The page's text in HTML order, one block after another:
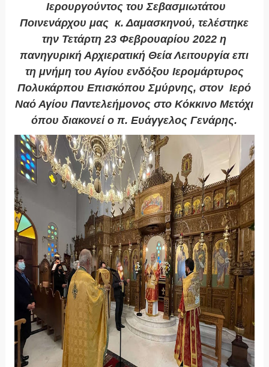
Ιερουργούντος του Σεβασμιωτάτου
Ποινενάρχου μας κ. Δαμασκηνού, τελέστηκε
την Τετάρτη 23 Φεβρουαρίου 2022 η
πανηγυρική Αρχιερατική Θεία Λειτουργία επι
τη μνήμη του Αγίου ενδόξου Ιερομάρτυρος
Πολυκάρπου Επισκόπου Σμύρνης, στον Ιερό
Ναό Αγίου Παντελεήμονος στο Κόκκινο Μετόχι
όπου διακονεί ο π. Ευάγγελος Γενάρης.